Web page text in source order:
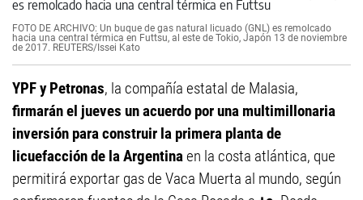
FOTO DE ARCHIVO: Un buque de gas natural licuado (GNL) es remolcado
hacia una central térmica en Futtsu, al este de Tokio, Japón 13 de noviembre
de 2017. REUTERS/Issei Kato
YPF y Petronas, la compañía estatal de Malasia,
firmarán el jueves un acuerdo por una multimillonaria
inversión para construir la primera planta de
licuefacción de la Argentinaen la costa atlántica, que
permitirá exportar gas de Vaca Muerta al mundo, según